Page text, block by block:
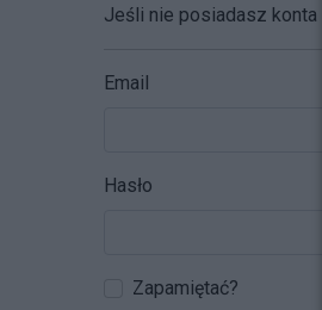
Jeśli nie posiadasz konta
Email
Hasło
Zapamiętać?